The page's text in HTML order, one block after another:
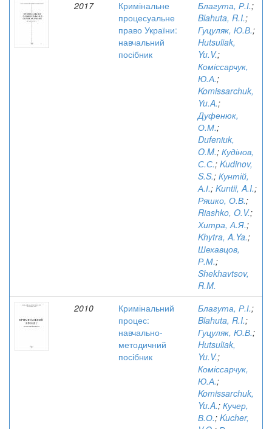
2017
Кримінальне
процесуальне
право України:
навчальний
посібник
Благута, Р.І.;
Blahuta, R.I.;
Гуцуляк, Ю.В.;
Hutsuliak,
Yu.V.;
Коміссарчук,
Ю.А.;
Komissarchuk,
Yu.A.;
Дуфенюк,
О.М.;
Dufeniuk,
O.M.; Кудінов,
С.С.; Kudinov,
S.S.; Кунтій,
А.І.; Kuntii, A.I.;
Ряшко, О.В.;
Riashko, O.V.;
Хитра, А.Я.;
Khytra, A.Ya.;
Шехавцов,
Р.М.;
Shekhavtsov,
R.M.
2010
Кримінальний
процес:
навчально-
методичний
посібник
Благута, Р.І.;
Blahuta, R.I.;
Гуцуляк, Ю.В.;
Hutsuliak,
Yu.V.;
Коміссарчук,
Ю.А.;
Komissarchuk,
Yu.A.; Кучер,
В.О.; Kucher,